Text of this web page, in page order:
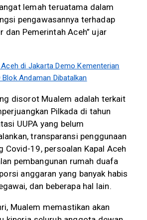
lemah teruatama dalam
pengawasannya terhadap
dan Pemerintah Aceh” ujar
di Jakarta Demo Kementerian
Blok Andaman Dibatalkan
disorot Mualem adalah terkait
Pilkada di tahun
UUPA yang belum
transparansi penggunaan
Covid-19, persoalan Kapal Aceh
pembangunan rumah duafa
anggaran yang banyak habis
dan beberapa hal lain.
Mualem memastikan akan